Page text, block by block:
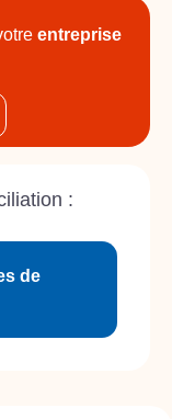
entreprise
:
de